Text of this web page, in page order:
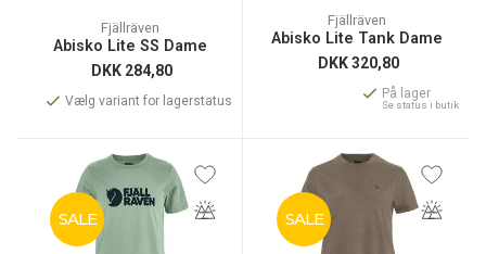
Fjällräven
Abisko Lite SS Dame
DKK 284,80
Vælg variant for lagerstatus
Fjällräven
Abisko Lite Tank Dame
DKK320,80
På lager
Se status i butik
SALE SALE